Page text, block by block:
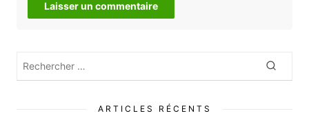
Rechercher
:
ARTICLES RÉCENTS